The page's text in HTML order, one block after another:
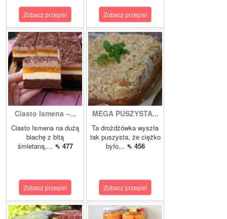
Zobacz przepis! Zobacz przepis!
Ciasto Ismena –...
Ciasto Ismena na dużą
blachę z bitą
śmietaną,... ⇖ 477
Zobacz przepis!
MEGA PUSZYSTA...
Ta drożdżówka wyszła
tak puszysta, że ciężko
było... ⇖ 456
Zobacz przepis!